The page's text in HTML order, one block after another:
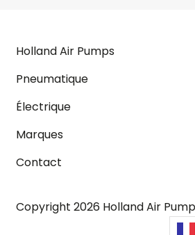
Copyright 2026 Holland Air
Holland Air Pumps
Pneumatique
Électrique
Marques
Contact